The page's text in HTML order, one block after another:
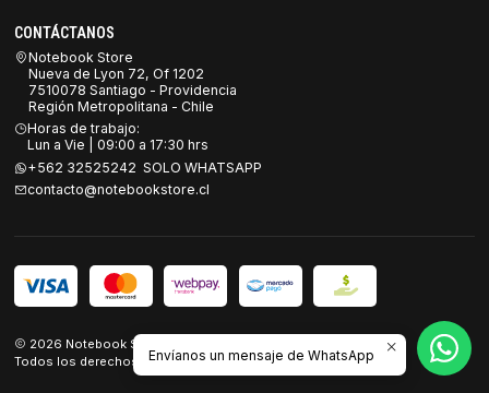
CONTÁCTANOS
Notebook Store
Nueva de Lyon 72, Of 1202
7510078 Santiago - Providencia
Región Metropolitana - Chile
Horas de trabajo:
Lun a Vie | 09:00 a 17:30 hrs
+562 32525242 SOLO WHATSAPP
contacto@notebookstore.cl
2026 Notebook Store.
Todos los derechos reservados.Desarrollado por Jumpseller
Envíanos un mensaje de WhatsApp